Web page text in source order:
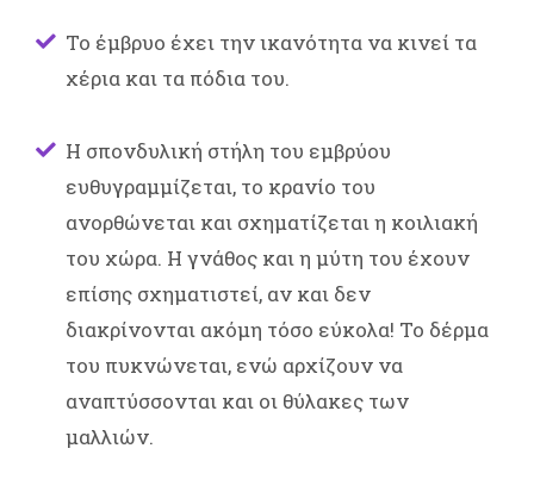
Το έμβρυο έχει την ικανότητα να κινεί τα
χέρια και τα πόδια του.
Η σπονδυλική στήλη του εμβρύου
ευθυγραμμίζεται, το κρανίο του
ανορθώνεται και σχηματίζεται η κοιλιακή
του χώρα. Η γνάθος και η μύτη του έχουν
επίσης σχηματιστεί, αν και δεν
διακρίνονται ακόμη τόσο εύκολα! Το δέρμα
του πυκνώνεται, ενώ αρχίζουν να
αναπτύσσονται και οι θύλακες των
μαλλιών.